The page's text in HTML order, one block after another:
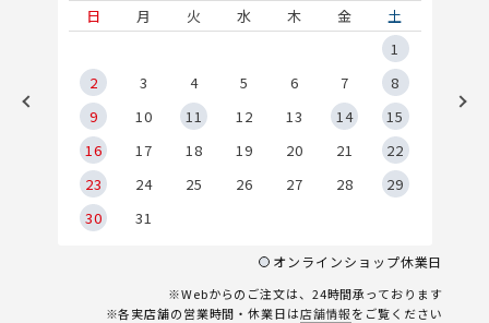
日
月 火 水 木 金
土
1
2
3 4 5 6 7
8
9
10 11 12 13 14
15
16
17 18 19 20 21
22
23
24 25 26 27 28
29
30
31
オンラインショップ休業日
※Webからのご注文は、24時間承っております
※各実店舗の営業時間・休業日は店舗情報をご覧ください